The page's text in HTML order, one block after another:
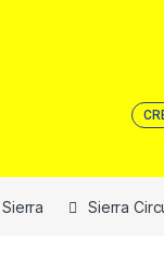
Sierra Sierra